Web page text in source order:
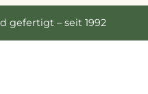
gefertigt – seit 1992